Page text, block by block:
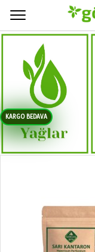
KARGO BEDAVA